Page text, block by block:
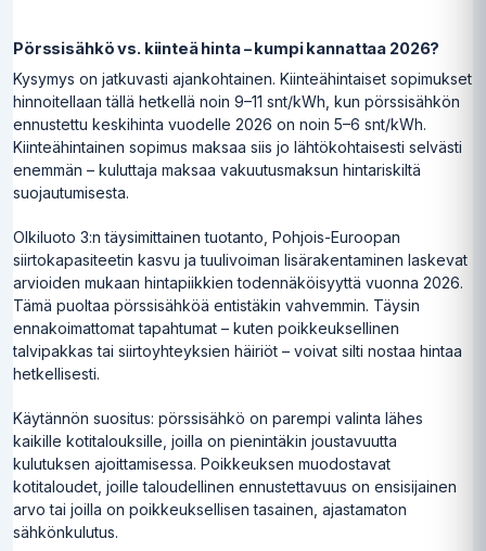
Pörssisähkö vs. kiinteä hinta – kumpi kannattaa 2026?
Kysymys on jatkuvasti ajankohtainen. Kiinteähintaiset sopimukset
hinnoitellaan tällä hetkellä noin 9–11 snt/kWh, kun pörssisähkön
ennustettu keskihinta vuodelle 2026 on noin 5–6 snt/kWh.
Kiinteähintainen sopimus maksaa siis jo lähtökohtaisesti selvästi
enemmän – kuluttaja maksaa vakuutusmaksun hintariskiltä
suojautumisesta.
Olkiluoto 3:n täysimittainen tuotanto, Pohjois-Euroopan
siirtokapasiteetin kasvu ja tuulivoiman lisärakentaminen laskevat
arvioiden mukaan hintapiikkien todennäköisyyttä vuonna 2026.
Tämä puoltaa pörssisähköä entistäkin vahvemmin. Täysin
ennakoimattomat tapahtumat – kuten poikkeuksellinen
talvipakkas tai siirtoyhteyksien häiriöt – voivat silti nostaa hintaa
hetkellisesti.
Käytännön suositus: pörssisähkö on parempi valinta lähes
kaikille kotitalouksille, joilla on pienintäkin joustavuutta
kulutuksen ajoittamisessa. Poikkeuksen muodostavat
kotitaloudet, joille taloudellinen ennustettavuus on ensisijainen
arvo tai joilla on poikkeuksellisen tasainen, ajastamaton
sähkönkulutus.